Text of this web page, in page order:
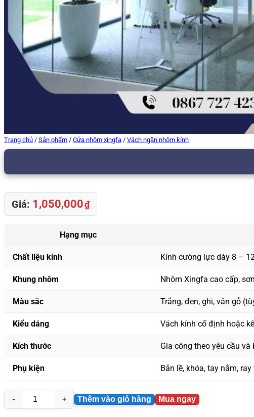
Trang chủ / Sản phẩm / Cửa nhôm xingfa / Vách ngăn nhôm kính
Giá: 1,050,000₫
Hạng mục
Chất liệu kính Kính cường lực dày 8 –
Khung nhôm Nhôm Xingfa cao cấp,
Màu sắc Trắng, đen, ghi, vân gỗ
Kiểu dáng Vách kính cố định hoặc
Kích thước Gia công theo yêu cầu và
Phụ kiện Bản lề, khóa, tay nắm,
Vách
Thêm vào giỏ hàng Mua ngay